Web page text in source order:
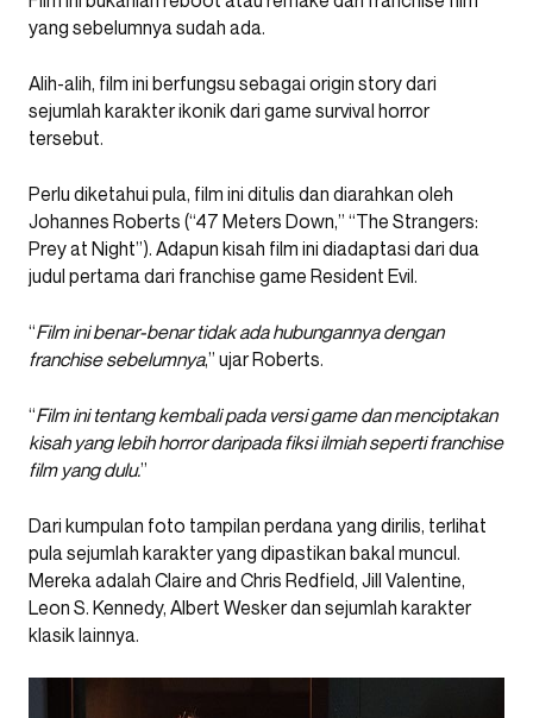
yang sebelumnya sudah ada.
Alih-alih, film ini berfungsu sebagai origin story dari
sejumlah karakter ikonik dari game survival horror
tersebut.
Perlu diketahui pula, film ini ditulis dan diarahkan oleh
Johannes Roberts (“47 Meters Down,” “The Strangers:
Prey at Night”). Adapun kisah film ini diadaptasi dari dua
judul pertama dari franchise game Resident Evil.
“Film ini benar-benar tidak ada hubungannya dengan
franchise sebelumnya,” ujar Roberts.
“Film ini tentang kembali pada versi game dan menciptakan
kisah yang lebih horror daripada fiksi ilmiah seperti franchise
film yang dulu.”
Dari kumpulan foto tampilan perdana yang dirilis, terlihat
pula sejumlah karakter yang dipastikan bakal muncul.
Mereka adalah Claire and Chris Redfield, Jill Valentine,
Leon S. Kennedy, Albert Wesker dan sejumlah karakter
klasik lainnya.